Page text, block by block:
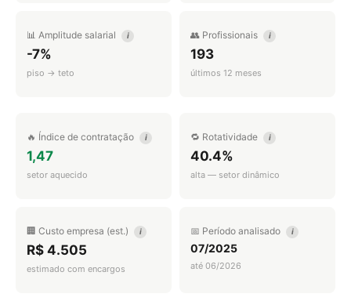
📊 Amplitude salarial i
-7%
piso → teto
👥 Profissionais i
193
últimos 12 meses
🔥 Índice de contratação i
1,47
setor aquecido
🔁 Rotatividade i
40.4%
alta — setor dinâmico
🏢 Custo empresa (est.) i
R$ 4.505
estimado com encargos
📅 Período analisado i
07/2025
até 06/2026